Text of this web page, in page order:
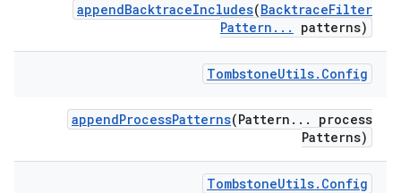
appendBacktraceIncludes(BacktraceFilter
Pattern . . . patterns)
TombstoneUtils. Config
appendProcessPatterns(Pattern . . .
process
Patterns)
TombstoneUtils. Config